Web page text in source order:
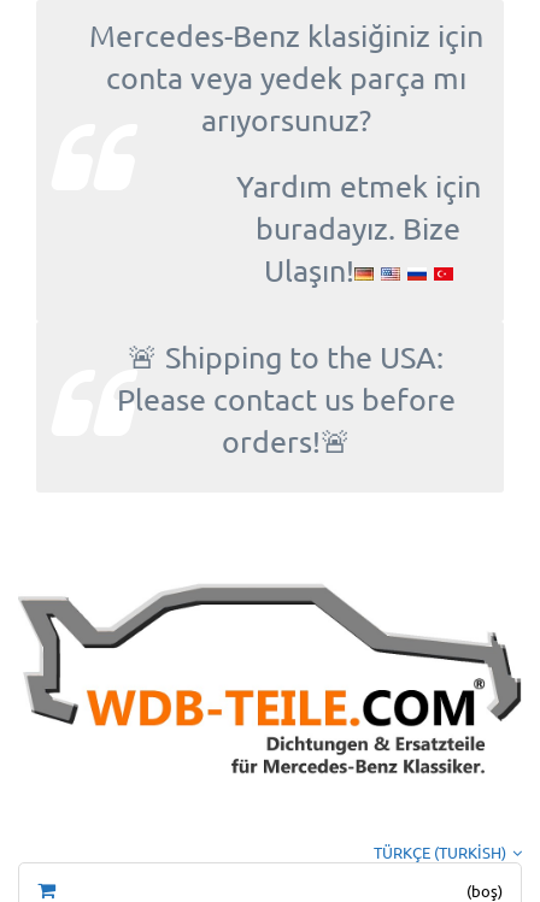
Mercedes-Benz klasiğiniz için
conta veya yedek parça mı
arıyorsunuz?
Yardım etmek için
buradayız. Bize
Ulaşın!
🚨 Shipping to the USA:
Please contact us before
orders!🚨
TÜRKÇE (TURKISH)
(boş)